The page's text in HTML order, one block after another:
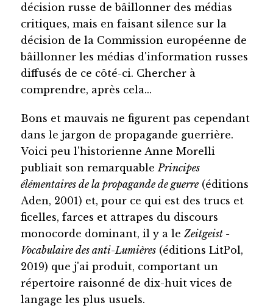
décision russe de bâillonner des médias
critiques, mais en faisant silence sur la
décision de la Commission européenne de
bâillonner les médias d'information russes
diffusés de ce côté-ci. Chercher à
comprendre, après cela...
Bons et mauvais ne figurent pas cependant
dans le jargon de propagande guerrière.
Voici peu l'historienne Anne Morelli
publiait son remarquable Principes
élémentaires de la propagande de guerre(éditions
Aden, 2001) et, pour ce qui est des trucs et
ficelles, farces et attrapes du discours
monocorde dominant, il y a le Zeitgeist -
Vocabulaire des anti-Lumières(éditions LitPol,
2019) que j'ai produit, comportant un
répertoire raisonné de dix-huit vices de
langage les plus usuels.